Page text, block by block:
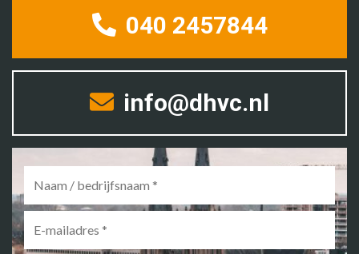
040 2457844
info@dhvc.nl
mailadres *